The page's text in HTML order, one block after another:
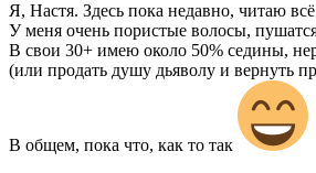
Я, Настя. Здесь пока недавно, читаю
У меня очень пористые волосы,
В свои 30+ имею около 50% седины,
(или продать душу дьяволу и вернуть
В общем, пока что, как то так